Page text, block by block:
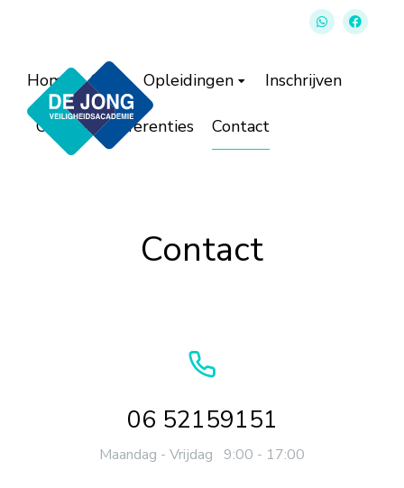
Home Over Opleidingen Inschrijven
Offerte Referenties Contact
Contact
06 52159151
Maandag - Vrijdag 9:00 - 17:00